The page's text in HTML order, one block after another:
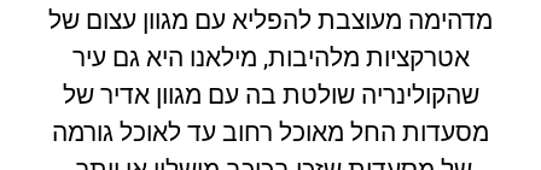
מדהימה מעוצבת להפליא עם מגוון עצום של
אטרקציות מלהיבות, מילאנו היא גם עיר
שהקולינריה שולטת בה עם מגוון אדיר של
מסעדות החל מאוכל רחוב עד לאוכל גורמה